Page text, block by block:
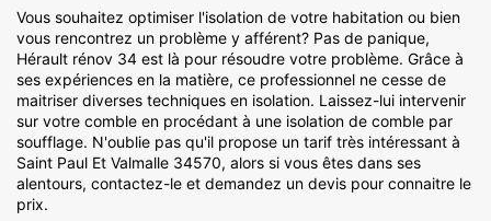
Vous souhaitez optimiser l'isolation de votre habitation ou bien
vous rencontrez un problème y afférent? Pas de panique,
Hérault rénov 34 est là pour résoudre votre problème. Grâce à
ses expériences en la matière, ce professionnel ne cesse de
maitriser diverses techniques en isolation. Laissez-lui intervenir
sur votre comble en procédant à une isolation de comble par
soufflage. N'oublie pas qu'il propose un tarif très intéressant à
Saint Paul Et Valmalle 34570, alors si vous êtes dans ses
alentours, contactez-le et demandez un devis pour connaitre le
prix.